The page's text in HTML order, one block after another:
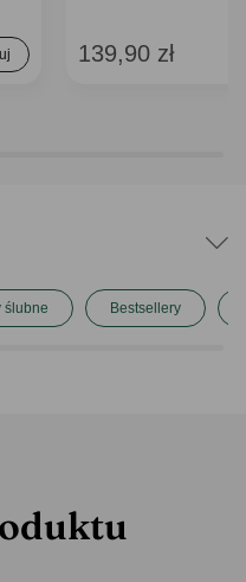
139,90 zł
ślubne Bestsellery